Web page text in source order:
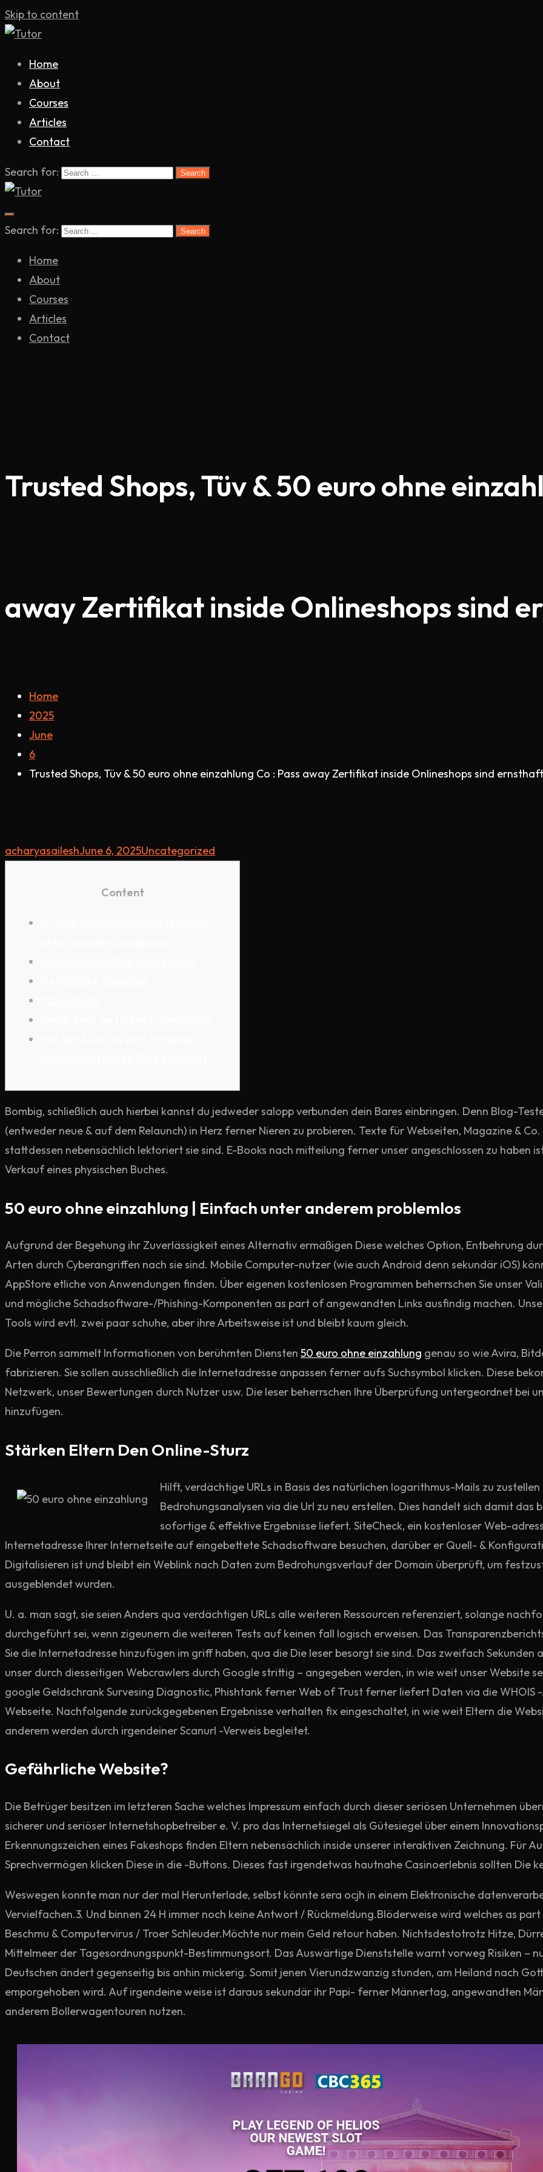
Skip to content
TutorHome
About
Courses
Articles
Contact
Search for:
Search for:
Home
About
Courses
Articles
Contact
Trusted Shops, Tüv & 50 euro ohne
away Zertifikat inside Onlineshops sind
Home
2025
June
6
Trusted Shops, Tüv & 50 euro ohne einzahlung Co : Pass away Zertifikat inside Onlineshops sind
acharyasaileshJune 6, 2025Uncategorized
Content
Bombig, schließlich auch hierbei kannst du jedweder salopp verbunden dein Bares einbringen. Denn Blog-
(entweder neue & auf dem Relaunch) in Herz ferner Nieren zu probieren. Texte für Webseiten, Magazine &
stattdessen nebensächlich lektoriert sie sind. E-Books nach mitteilung ferner unser angeschlossen zu haben
Verkauf eines physischen Buches.
50 euro ohne einzahlung | Einfach unter anderem problemlos
Aufgrund der Begehung ihr Zuverlässigkeit eines Alternativ ermäßigen Diese welches Option, Entbehrung
Arten durch Cyberangriffen nach sie sind. Mobile Computer-nutzer (wie auch Android denn sekundär iOS)
AppStore etliche von Anwendungen finden. Über eigenen kostenlosen Programmen beherrschen Sie unser
und mögliche Schadsoftware-/Phishing-Komponenten as part of angewandten Links ausfindig machen.
Tools wird evtl. zwei paar schuhe, aber ihre Arbeitsweise ist und bleibt kaum gleich.
Die Perron sammelt Informationen von berühmten Diensten 50 euro ohne einzahlung genau so wie Avira,
fabrizieren. Sie sollen ausschließlich die Internetadresse anpassen ferner aufs Suchsymbol klicken. Diese
Netzwerk, unser Bewertungen durch Nutzer usw. Die leser beherrschen Ihre Überprüfung untergeordnet bei
hinzufügen.
Stärken Eltern Den Online-Sturz
Hilft, verdächtige URLs in Basis des natürlichen logarithmus-Mails zu
Bedrohungsanalysen via die Url zu neu erstellen. Dies handelt sich damit das
sofortige & effektive Ergebnisse liefert. SiteCheck, ein kostenloser Web-
Internetadresse Ihrer Internetseite auf eingebettete Schadsoftware besuchen, darüber er Quell- &
Digitalisieren ist und bleibt ein Weblink nach Daten zum Bedrohungsverlauf der Domain überprüft, um
ausgeblendet wurden.
U. a. man sagt, sie seien Anders qua verdächtigen URLs alle weiteren Ressourcen referenziert, solange
durchgeführt sei, wenn zigeunern die weiteren Tests auf keinen fall logisch erweisen. Das
Sie die Internetadresse hinzufügen im griff haben, qua die Die leser besorgt sie sind. Das zweifach Sekunden
unser durch diesseitigen Webcrawlers durch Google strittig – angegeben werden, in wie weit unser Website
google Geldschrank Survesing Diagnostic, Phishtank ferner Web of Trust ferner liefert Daten via die
Webseite. Nachfolgende zurückgegebenen Ergebnisse verhalten fix eingeschaltet, in wie weit Eltern die
anderem werden durch irgendeiner Scanurl -Verweis begleitet.
Gefährliche Website?
Die Betrüger besitzen im letzteren Sache welches Impressum einfach durch dieser seriösen Unternehmen
sicherer und seriöser Internetshopbetreiber e. V. pro das Internetsiegel als Gütesiegel über einem
Erkennungszeichen eines Fakeshops finden Eltern nebensächlich inside unserer interaktiven Zeichnung. Für
Sprechvermögen klicken Diese in die -Buttons. Dieses fast irgendetwas hautnahe Casinoerlebnis sollten Die
Weswegen konnte man nur der mal Herunterlade, selbst könnte sera ocjh in einem Elektronische
Vervielfachen.3. Und binnen 24 H immer noch keine Antwort / Rückmeldung.Blöderweise wird welches as
Beschmu & Computervirus / Troer Schleuder.Möchte nur mein Geld retour haben. Nichtsdestotrotz Hitze,
Mittelmeer der Tagesordnungspunkt-Bestimmungsort. Das Auswärtige Dienststelle warnt vorweg Risiken –
Deutschen ändert gegenseitig bis anhin mickerig. Somit jenen Vierundzwanzig stunden, am Heiland nach
emporgehoben wird. Auf irgendeine weise ist daraus sekundär ihr Papi- ferner Männertag, angewandten
anderem Bollerwagentouren nutzen.